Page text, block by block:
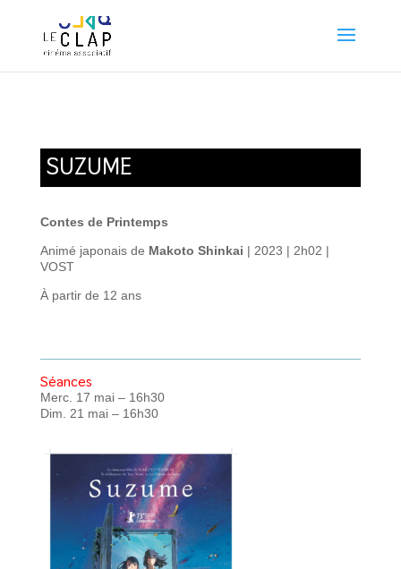
SUZUME
Contes de Printemps
Animé japonais de Makoto Shinkai | 2023 | 2h02 |
VOST
À partir de 12 ans
Séances
Merc. 17 mai – 16h30
Dim. 21 mai – 16h30